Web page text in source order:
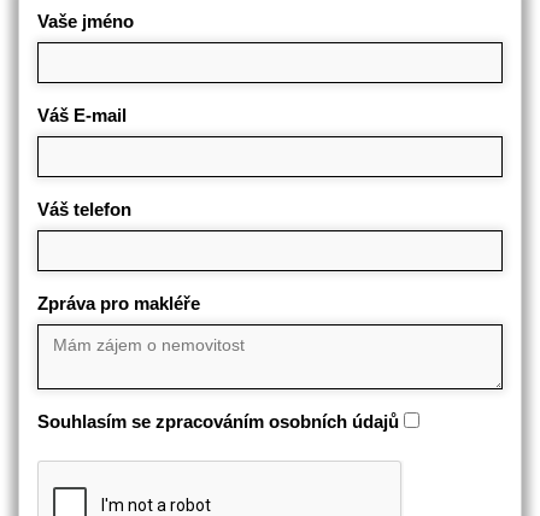
Vaše jméno
Váš E-mail
Váš telefon
Zpráva pro makléře
Souhlasím se zpracováním osobních údajů